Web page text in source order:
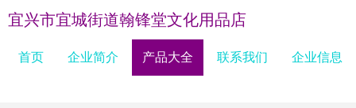
宜兴市宜城街道翰锋堂文化用品店
首页 企业简介 产品大全 联系我们 企业信息